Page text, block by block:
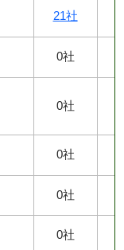
21社
0社
0社
0社
0社
0社